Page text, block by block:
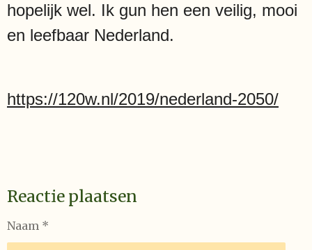
hopelijk wel. Ik gun hen een veilig, mooi
en leefbaar Nederland.
https://120w.nl/2019/nederland-2050/
Reactie plaatsen
Naam *